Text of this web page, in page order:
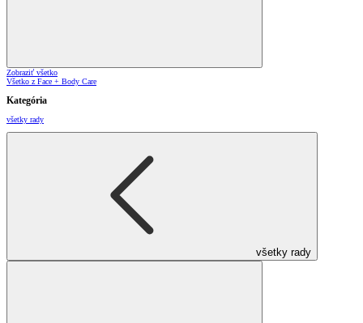
Zobraziť všetko
Všetko z Face + Body Care
Kategória
všetky rady
všetky rady